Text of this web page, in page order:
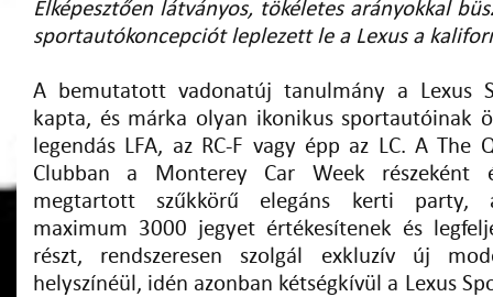
Elképesztően látványos, tökéletes arányokkal
sportautókoncepciót leplezett le a Lexus a
A bemutatott vadonatúj tanulmány a Lexus
kapta, és márka olyan ikonikus sportautóinak
legendás LFA, az RC-F vagy épp az LC. A The
Clubban a Monterey Car Week részeként
megtartott szűkkörű elegáns kerti party,
maximum 3000 jegyet értékesítenek és
részt, rendszeresen szolgál exkluzív új
helyszínéül, idén azonban kétségkívül a Lexus